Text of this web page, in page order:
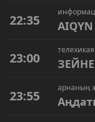
22:35 AIQYN
23:00
23:55
арнаның